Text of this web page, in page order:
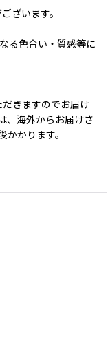
ざいます。
る色合い・質感等に
きますのでお届け
、海外からお届けさ
かります。